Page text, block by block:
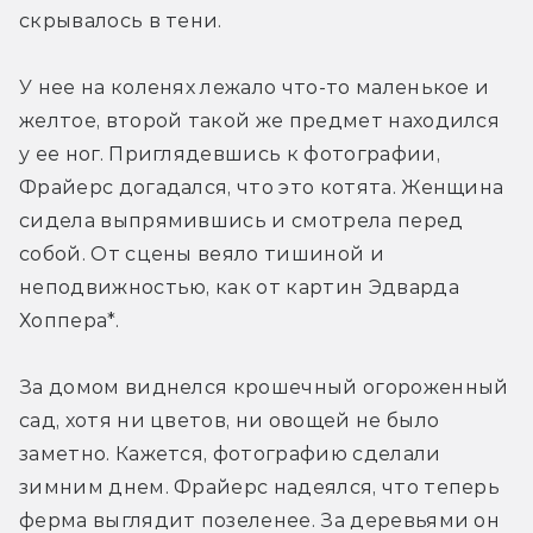
скрывалось в тени.
У нее на коленях лежало что-то маленькое и
желтое, второй такой же предмет находился
у ее ног. Приглядевшись к фотографии,
Фрайерс догадался, что это котята. Женщина
сидела выпрямившись и смотрела перед
собой. От сцены веяло тишиной и
неподвижностью, как от картин Эдварда
Хоппера*.
За домом виднелся крошечный огороженный
сад, хотя ни цветов, ни овощей не было
заметно. Кажется, фотографию сделали
зимним днем. Фрайерс надеялся, что теперь
ферма выглядит позеленее. За деревьями он